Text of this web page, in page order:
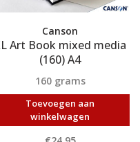
Canson
Art Book mixed media
(160) A4
160 grams
Toevoegen aan
winkelwagen